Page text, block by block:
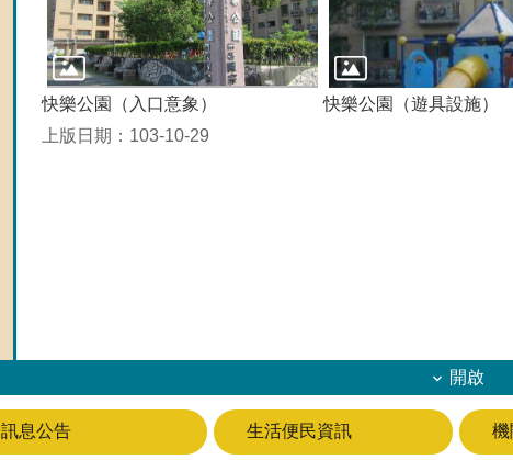
快樂公園（入口意象）
快樂公園（遊具設施）
上版日期：103-10-29
開啟
訊息公告 生活便民資訊 機